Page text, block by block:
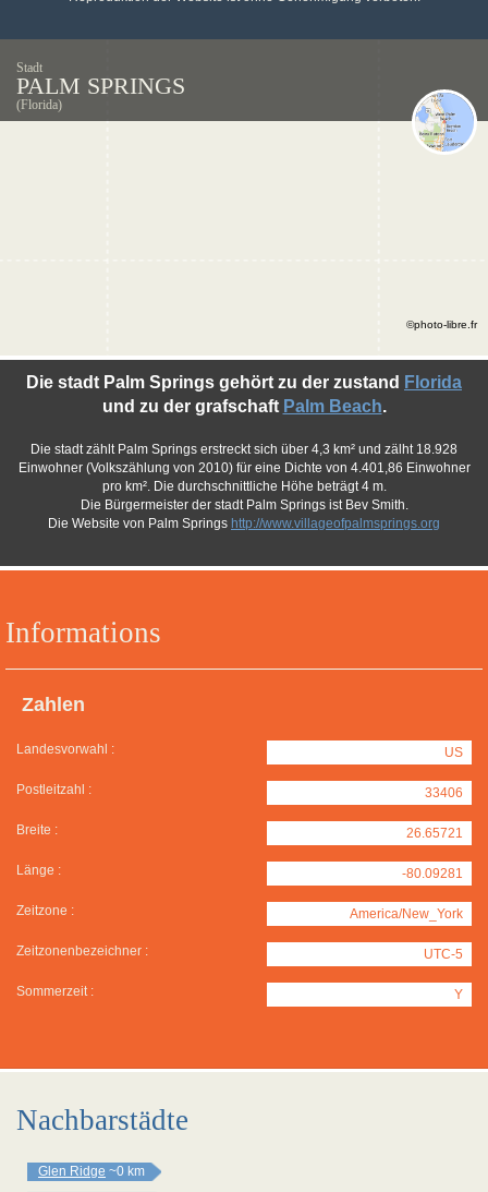
Stadt
PALM SPRINGS
(Florida)
Informations
Zahlen
Landesvorwahl : US
Postleitzahl : 33406
Breite : 26.65721
Länge : -80.09281
Zeitzone : America/New_York
Zeitzonenbezeichner : UTC-5
Sommerzeit : Y
Die stadt Palm Springs gehört zu der zustand Florida
und zu der grafschaft Palm Beach.
Die stadt zählt Palm Springs erstreckt sich über 4,3 km² und zälht 18.928
Einwohner (Volkszählung von 2010) für eine Dichte von 4.401,86 Einwohner
pro km². Die durchschnittliche Höhe beträgt 4 m.
Die Bürgermeister der stadt Palm Springs ist Bev Smith.
Die Website von Palm Springs http://www.villageofpalmsprings.org
©photo-libre.fr
Nachbarstädte
Glen Ridge ~0 km